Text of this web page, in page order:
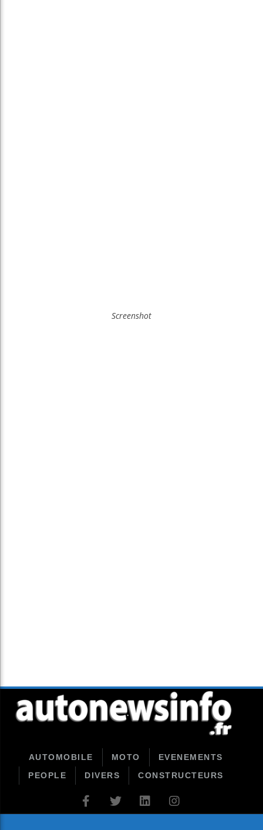
Screenshot
AUTOMOBILE MOTO
EVENEMENTS
PEOPLE
DIVERS CONSTRUCTEURS